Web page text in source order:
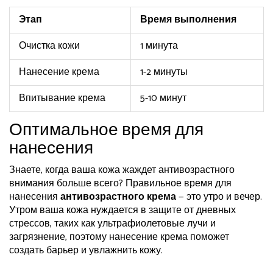
Этап
Время выполнения
Очистка кожи
1 минута
Нанесение крема
1-2 минуты
Впитывание крема
5-10 минут
Оптимальное время для
нанесения
Знаете, когда ваша кожа жаждет антивозрастного
внимания больше всего? Правильное время для
нанесенияантивозрастного крема— это утро и вечер.
Утром ваша кожа нуждается в защите от дневных
стрессов, таких как ультрафиолетовые лучи и
загрязнение, поэтому нанесение крема поможет
создать барьер и увлажнить кожу.